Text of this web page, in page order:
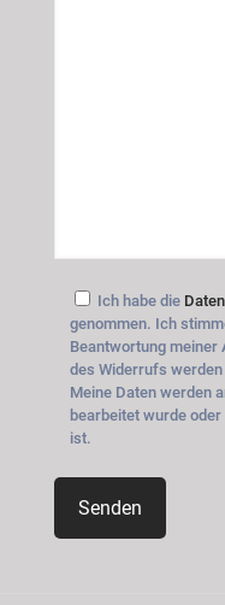
Ich habe die
genommen. Ich
Beantwortung meiner
des Widerrufs
Meine Daten werden
bearbeitet wurde
ist.